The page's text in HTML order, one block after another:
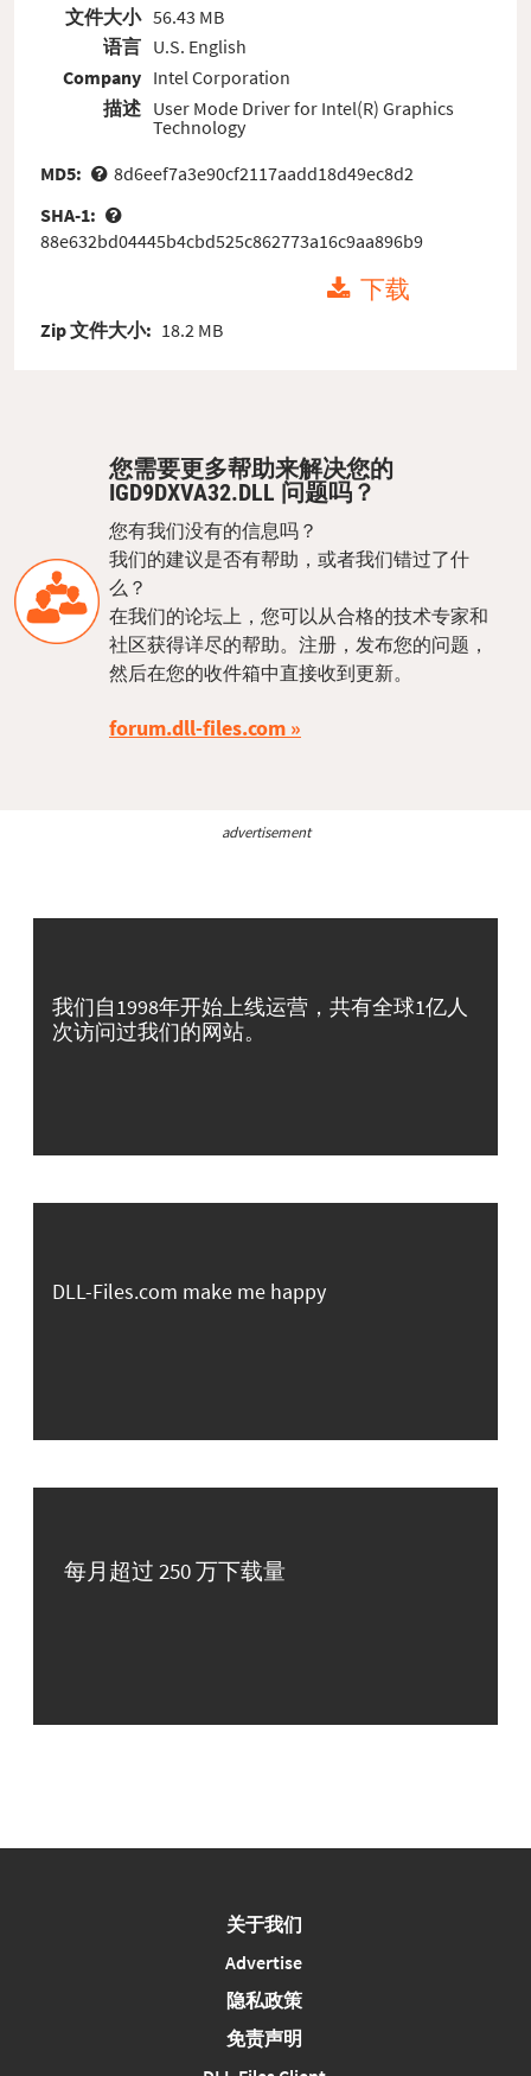
文件大小
语言
Company
描述
56.43 MB
U.S. English
Intel Corporation
User Mode Driver for Intel(R) Graphics
Technology
MD5:
8d6eef7a3e90cf2117aadd18d49ec8d2
SHA-1:
88e632bd04445b4cbd525c862773a16c9aa896b9
下载
Zip 文件大小: 18.2 MB
您需要更多帮助来解决您的
IGD9DXVA32.DLL 问题吗？
您有我们没有的信息吗？
我们的建议是否有帮助，或者我们错过了什
么？
在我们的论坛上，您可以从合格的技术专家和
社区获得详尽的帮助。注册，发布您的问题，
然后在您的收件箱中直接收到更新。
forum.dll-files.com
advertisement
我们自1998年开始上线运营，共有全球1亿人
次访问过我们的网站。
DLL-Files.com make me happy
每月超过 250 万下载量
关于我们
Advertise
隐私政策
免责声明